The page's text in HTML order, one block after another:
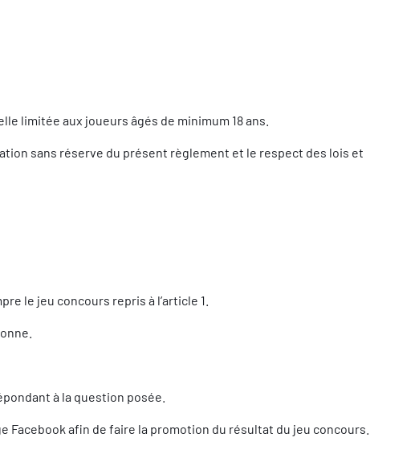
limitée aux joueurs âgés de minimum 18 ans.
sans réserve du présent règlement et le respect des lois et
le jeu concours repris à l’article 1.
à la question posée.
Facebook afin de faire la promotion du résultat du jeu concours.